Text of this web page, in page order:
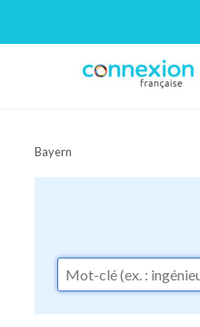
Connexion-Française
Bayern